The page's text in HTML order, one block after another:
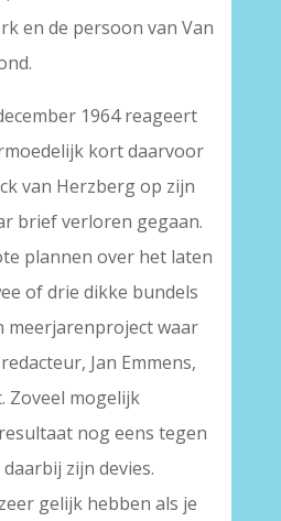
en de persoon van Van
1964 reageert
kort daarvoor
van Herzberg op zijn
brief verloren gegaan.
plannen over het laten
of drie dikke bundels
meerjarenproject waar
Jan Emmens,
Zoveel mogelijk
nog eens tegen
zijn devies.
gelijk hebben als je